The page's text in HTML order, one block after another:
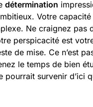
détermination
Votre
Ne craignez pas
perspicacité est
de mise. Ce n’est
le temps de bien
pourrait survenir d’ici